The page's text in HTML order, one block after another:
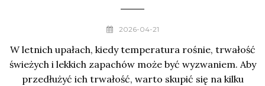
2026-04-21
W letnich upałach, kiedy temperatura rośnie, trwałość
świeżych i lekkich zapachów może być wyzwaniem. Aby
przedłużyć ich trwałość, warto skupić się na kilku